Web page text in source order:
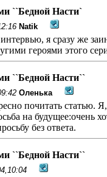
``Бедной Насти`
Natik
я сразу же
героями этого
``Бедной Насти``
Оленька
почитать статью.
на будущее:очень
без ответа.
``Бедной Насти``